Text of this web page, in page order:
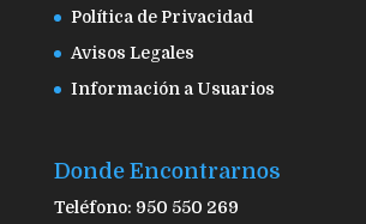
Política de Privacidad
Avisos Legales
Información a Usuarios
Donde Encontrarnos
Teléfono: 950 550 269